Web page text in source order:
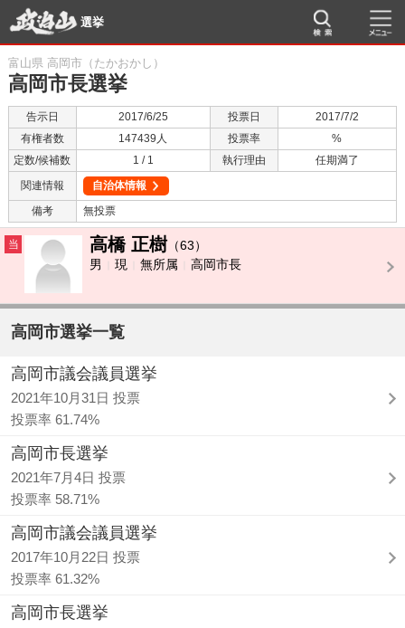
選挙
富山県 高岡市（たかおかし）
高岡市長選挙
告示日 2017/6/25 投票日
2017/7/2
有権者数
147439人 投票率
%
定数/候補数
1 / 1 執行理由
任期満了
関連情報
自治体情報
備考
無投票
当 高橋 正樹（63）
男
現 無所属 高岡市長
高岡市選挙一覧
高岡市議会議員選挙
2021年10月31日 投票
投票率 61.74%
高岡市長選挙
2021年7月4日 投票
投票率 58.71%
高岡市議会議員選挙
2017年10月22日 投票
投票率 61.32%
高岡市長選挙